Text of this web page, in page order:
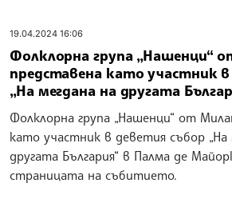
19.04.2024 16:06
Фолклорна група „Нашенци“
представена като участник
„На мегдана на другата
Фолклорна група „Нашенци“ от
като участник в деветия събор „На
другата България“ в Палма де
страницата на събитието.